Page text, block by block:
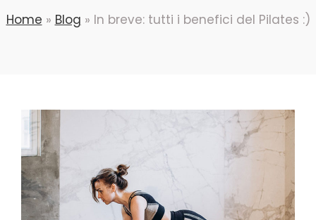
Home » Blog » In breve: tutti i benefici del Pilates :)